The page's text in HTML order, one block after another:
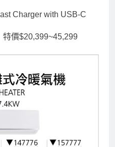
Charger with USB-C
特價$20,399~45,299